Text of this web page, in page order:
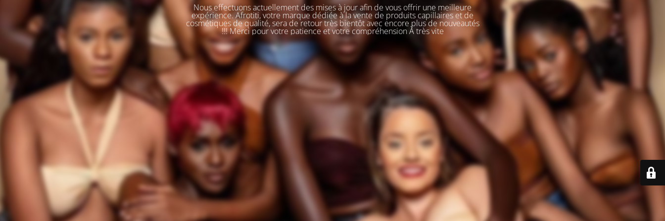
Nous effectuons actuellement des mises à jour afin de vous offrir une meilleure
expérience. Afrotiti, votre marque dédiée à la vente de produits capillaires et de
cosmétiques de qualité, sera de retour très bientôt avec encore plus de nouveautés
!!! Merci pour votre patience et votre compréhension À très vite